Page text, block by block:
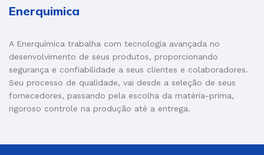
Enerquimica
A Enerquímica trabalha com tecnologia avançada no
desenvolvimento de seus produtos, proporcionando
segurança e confiabilidade a seus clientes e colaboradores.
Seu processo de qualidade, vai desde a seleção de seus
fornecedores, passando pela escolha da matéria-prima,
rigoroso controle na produção até a entrega.